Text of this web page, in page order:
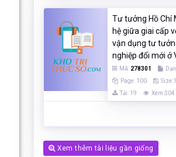
Tư tưởng Hồ Chí
hệ giữa giai cấp
vận dụng tư
nghiệp đổi mới ở
Mã: 278301
Page: 100
Tải: 19
Xem:304
Xem thêm tài liệu gần giống